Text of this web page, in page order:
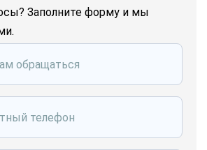
‌Заполните форму и мы